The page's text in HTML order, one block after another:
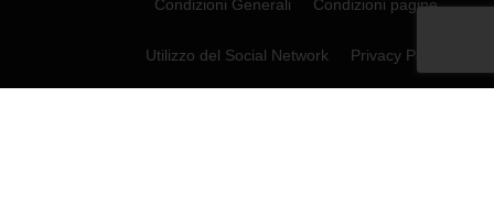
Condizioni Generali Condizioni pagine
Utilizzo del Social Network Privacy Policy